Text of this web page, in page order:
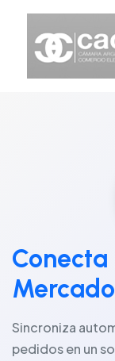
Sincroniza
pedidos en un